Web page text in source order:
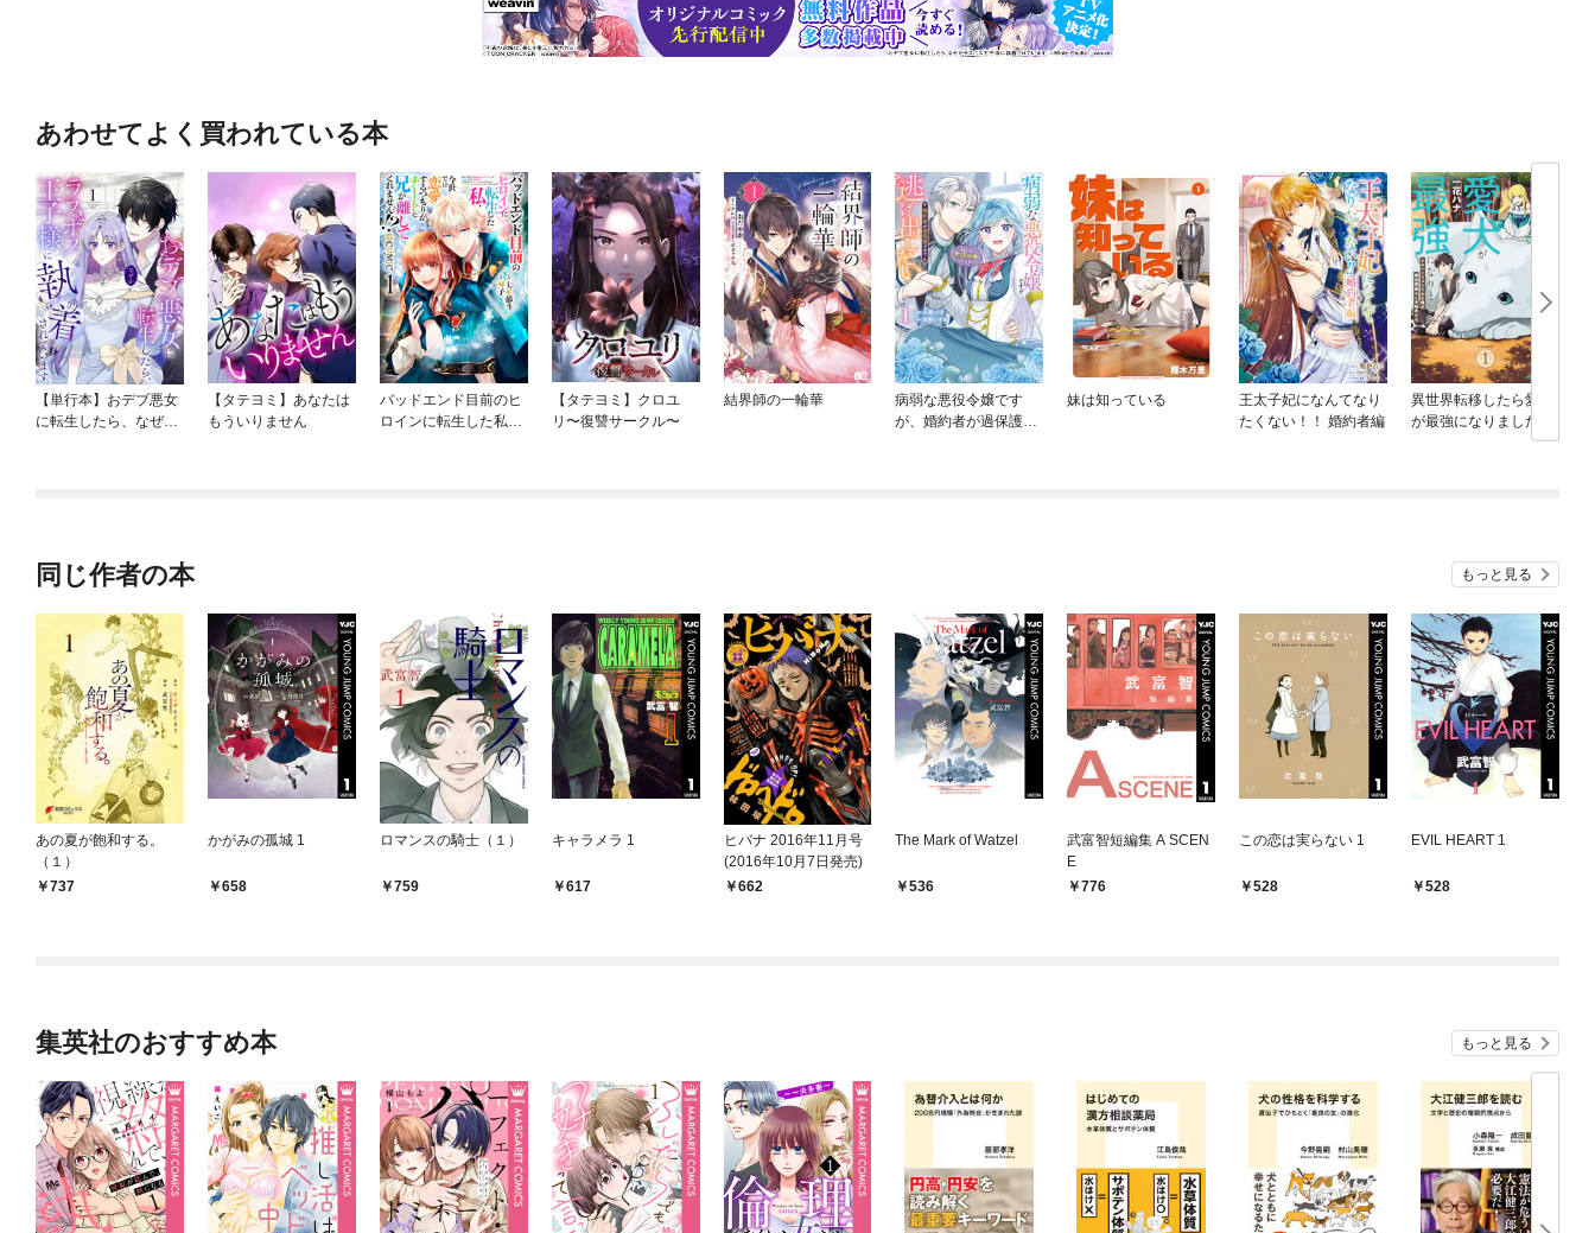
あわせてよく買われている本
【単行本】おデブ悪女
に転生したら、なぜか
【タテヨミ】あなたは
もういりません
バッドエンド目前のヒ
ロインに転生した私、
【タテヨミ】クロユ
リ〜復讐サークル〜
結界師の一輪華
病弱な悪役令嬢です
が、婚約者が過保護す
妹は知っている
王太子妃になんてなり
たくない！！ 婚約者編
異世界転移したら愛犬
が最強になりました ～
シルバーフェンリルと
同じ作者の本 もっと見る
あの夏が飽和する。
（１）
737
かがみの孤城 1
658
ロマンスの騎士（１）
759
キャラメラ 1
617
ヒバナ 2016年11月号
(2016年10月7日発売)
662
The Mark of Watzel
536
武富智短編集 A SCEN
E
776
この恋は実らない 1
528
EVIL HEART 1
528
集英社のおすすめ本 もっと見る